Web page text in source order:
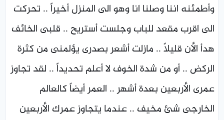
وأطمئنه اننا وصلنا انا وهو الى المنزل أخيراً .. تحركت
الى اقرب مقعد للباب وجلست أستريح .. قلبى الخائف
هدأ الأن قليلاً .. مازلت أشعر بصدرى يؤلمنى من كثرة
الركض .. أو من شدة الخوف لا أعلم تحديداً .. لقد تجاوز
عمرى الأربعين بعدة أشهر .. العمر أيضاً كالعالم
الخارجى شئ مخيف .. عندما يتجاوز عمرك الأربعين